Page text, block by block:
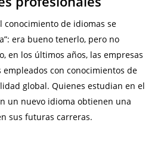
conocimiento de idiomas se
era bueno tenerlo, pero no
en los últimos años, las empresas
empleados con conocimientos de
global. Quienes estudian en el
un nuevo idioma obtienen una
sus futuras carreras.